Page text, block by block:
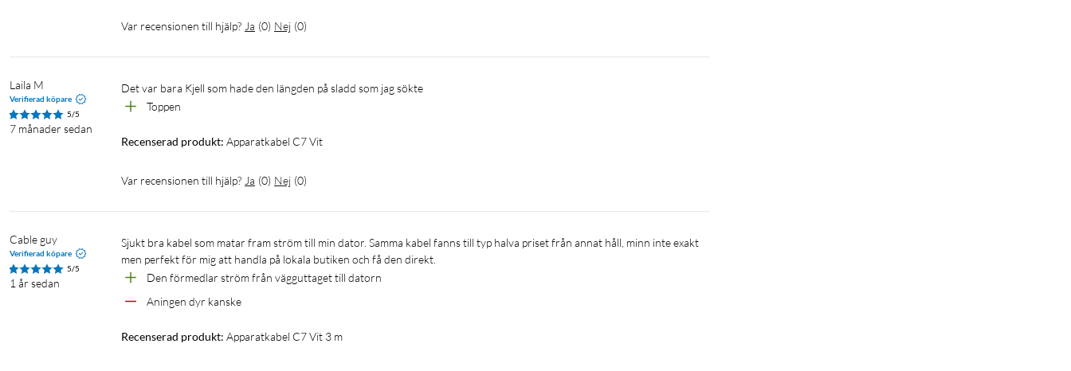
Var recensionen till hjälp? Ja (0) Nej (0)
Laila M
Verifierad köpare
5/5
7 månader sedan
Det var bara Kjell som hade den längden på sladd som jag sökte
Toppen
Recenserad produkt: Apparatkabel C7 Vit
Var recensionen till hjälp? Ja (0) Nej (0)
Cable guy
Verifierad köpare
5/5
1 år sedan
Sjukt bra kabel som matar fram ström till min dator. Samma kabel fanns till typ halva priset från annat håll, minn inte exakt
men perfekt för mig att handla på lokala butiken och få den direkt.
Den förmedlar ström från vägguttaget till datorn
Aningen dyr kanske
Recenserad produkt: Apparatkabel C7 Vit 3 m